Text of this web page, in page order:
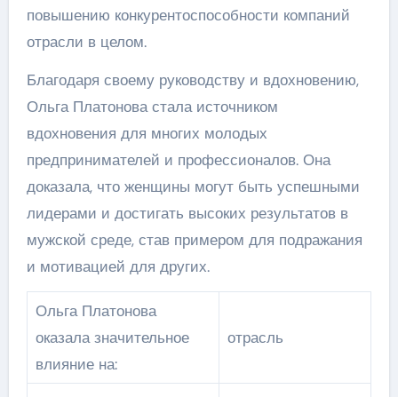
повышению конкурентоспособности компаний
отрасли в целом.
Благодаря своему руководству и вдохновению,
Ольга Платонова стала источником
вдохновения для многих молодых
предпринимателей и профессионалов. Она
доказала, что женщины могут быть успешными
лидерами и достигать высоких результатов в
мужской среде, став примером для подражания
и мотивацией для других.
Ольга Платонова
оказала значительное
влияние на:
отрасль